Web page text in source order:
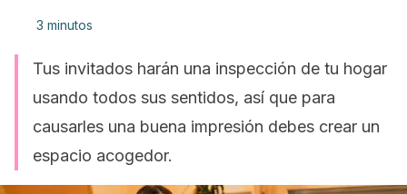
3 minutos
Tus invitados harán una inspección de tu hogar
usando todos sus sentidos, así que para
causarles una buena impresión debes crear un
espacio acogedor.